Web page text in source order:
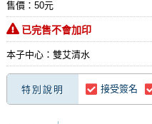
售價：50元
已完售不會加印
本子中心：雙艾清水
特別說明 接受簽名